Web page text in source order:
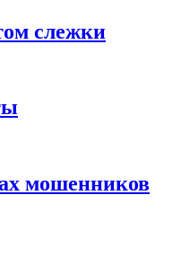
слежки
мошенников